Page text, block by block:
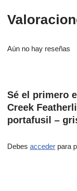
Aún no hay reseñas
Sé el primero
Creek
portafusil –
Debes acceder para